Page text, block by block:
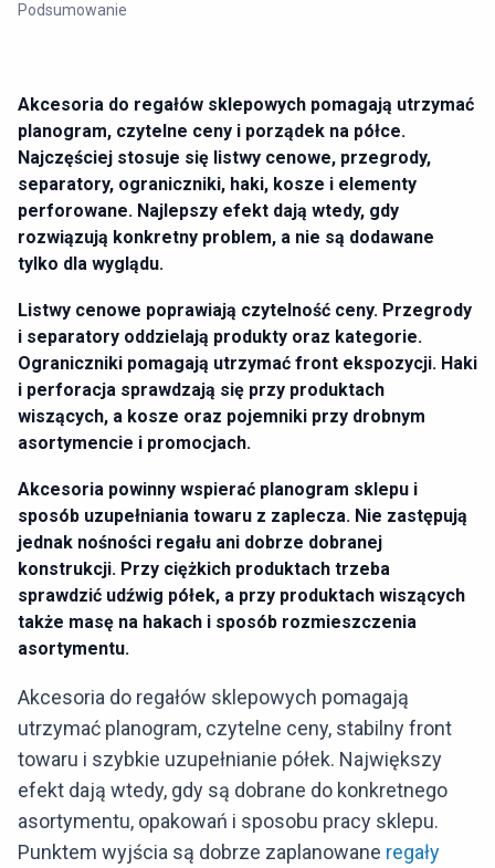
Podsumowanie
Akcesoria do regałów sklepowych pomagają utrzymać
planogram, czytelne ceny i porządek na półce.
Najczęściej stosuje się listwy cenowe, przegrody,
separatory, ograniczniki, haki, kosze i elementy
perforowane. Najlepszy efekt dają wtedy, gdy
rozwiązują konkretny problem, a nie są dodawane
tylko dla wyglądu.
Listwy cenowe poprawiają czytelność ceny. Przegrody
i separatory oddzielają produkty oraz kategorie.
Ograniczniki pomagają utrzymać front ekspozycji. Haki
i perforacja sprawdzają się przy produktach
wiszących, a kosze oraz pojemniki przy drobnym
asortymencie i promocjach.
Akcesoria powinny wspierać planogram sklepu i
sposób uzupełniania towaru z zaplecza. Nie zastępują
jednak nośności regału ani dobrze dobranej
konstrukcji. Przy ciężkich produktach trzeba
sprawdzić udźwig półek, a przy produktach wiszących
także masę na hakach i sposób rozmieszczenia
asortymentu.
Akcesoria do regałów sklepowych pomagają
utrzymać planogram, czytelne ceny, stabilny front
towaru i szybkie uzupełnianie półek. Największy
efekt dają wtedy, gdy są dobrane do konkretnego
asortymentu, opakowań i sposobu pracy sklepu.
Punktem wyjścia są dobrze zaplanowane regały